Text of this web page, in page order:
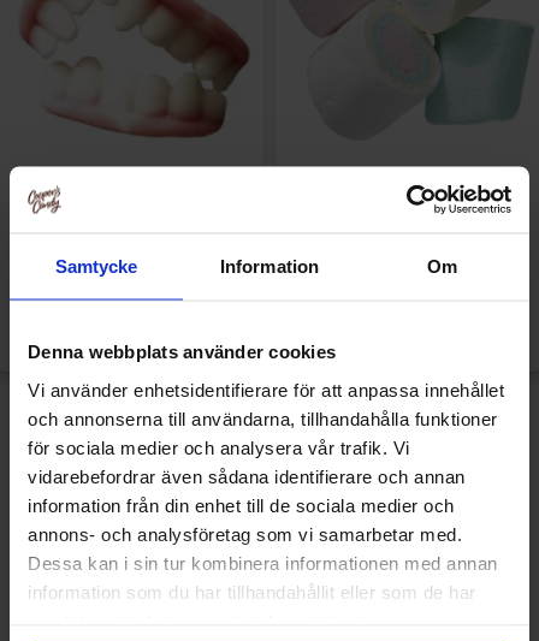
Samtycke Information Om
Denna webbplats använder cookies
Vi använder enhetsidentifierare för att anpassa innehållet
och annonserna till användarna, tillhandahålla funktioner
för sociala medier och analysera vår trafik. Vi
vidarebefordrar även sådana identifierare och annan
information från din enhet till de sociala medier och
annons- och analysföretag som vi samarbetar med.
Dessa kan i sin tur kombinera informationen med annan
information som du har tillhandahållit eller som de har
Fini Mormors Löständer 1kg
118.90 kr
Fini Marshmallows Tivoli 1kg
169.89 kr